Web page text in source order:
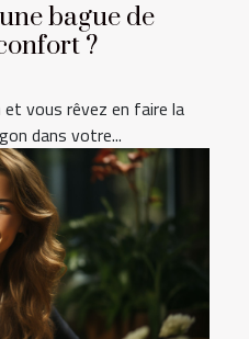
bague de
?
vous rêvez en faire la
dans votre...